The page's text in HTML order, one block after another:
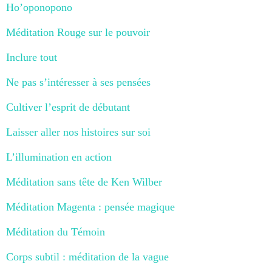
Ho’oponopono
Méditation Rouge sur le pouvoir
Inclure tout
Ne pas s’intéresser à ses pensées
Cultiver l’esprit de débutant
Laisser aller nos histoires sur soi
L’illumination en action
Méditation sans tête de Ken Wilber
Méditation Magenta : pensée magique
Méditation du Témoin
Corps subtil : méditation de la vague